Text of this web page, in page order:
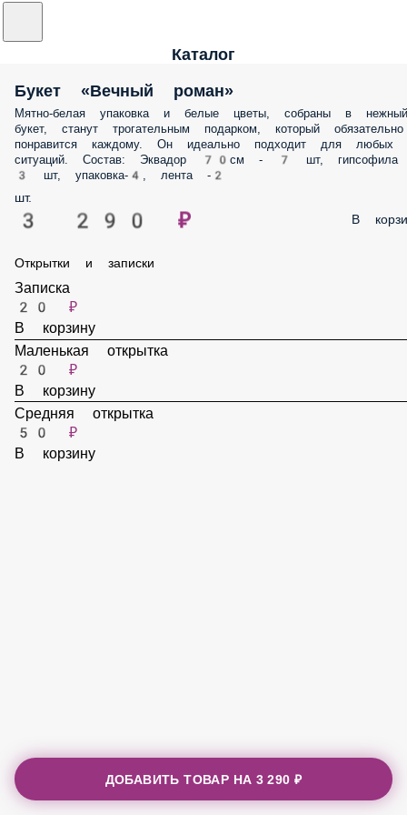
Каталог
Букет «Вечный роман»
Мятно-белая упаковка и белые цветы, собраны в нежный
букет, станут трогательным подарком, который обязательно
понравится каждому. Он идеально подходит для любых
ситуаций. Состав: Эквадор 70см - 7 шт, гипсофила
3 шт, упаковка-4, лента -2
шт.
3 290 ₽ В
Открытки и записки
Записка
20 ₽
В корзину
Маленькая открытка
20 ₽
В корзину
Средняя открытка
50 ₽
ДОБАВИТЬ ТОВАР НА 3 290 ₽